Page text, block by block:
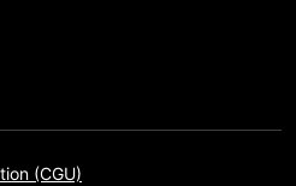
(CGU)